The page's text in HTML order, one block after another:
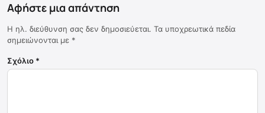
Αφήστε μια απάντηση
Η ηλ. διεύθυνση σας δεν δημοσιεύεται. Τα υποχρεωτικά πεδία
σημειώνονται με *
Σχόλιο *